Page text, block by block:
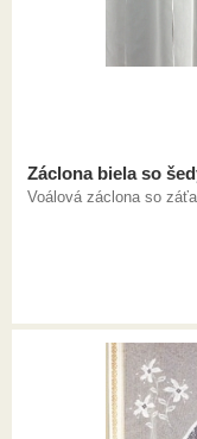
Záclona biela so
Voálová záclona so